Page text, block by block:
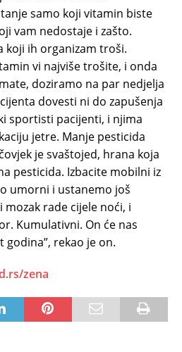
samo koji vitamin biste
vam nedostaje i zašto.
koji ih organizam troši.
vi najviše trošite, i onda
doziramo na par nedjelja
dovesti ni do zapušenja
sportisti pacijenti, i njima
jetre. Manje pesticida
je svaštojed, hrana koja
pesticida. Izbacite mobilni iz
umorni i ustanemo još
rade cijele noći, i
Kumulativni. On će nas
rekao je on.
zena